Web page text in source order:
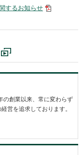
するお知らせ
の創業以来、常に変わらず
営を追求しております。